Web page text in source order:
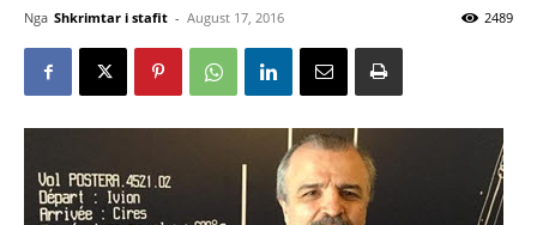
Nga Shkrimtar i stafit - August 17, 2016 2489